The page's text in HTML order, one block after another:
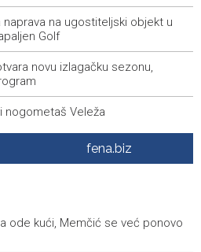
naprava na ugostiteljski objekt u
Golf
novu izlagačku sezonu,
nogometaš Veleža
for Saturday, 8 August 2026
da ode kući, Memčić se već
presents Kinoscope and
fena.biz
ode kući, Memčić se već ponovo